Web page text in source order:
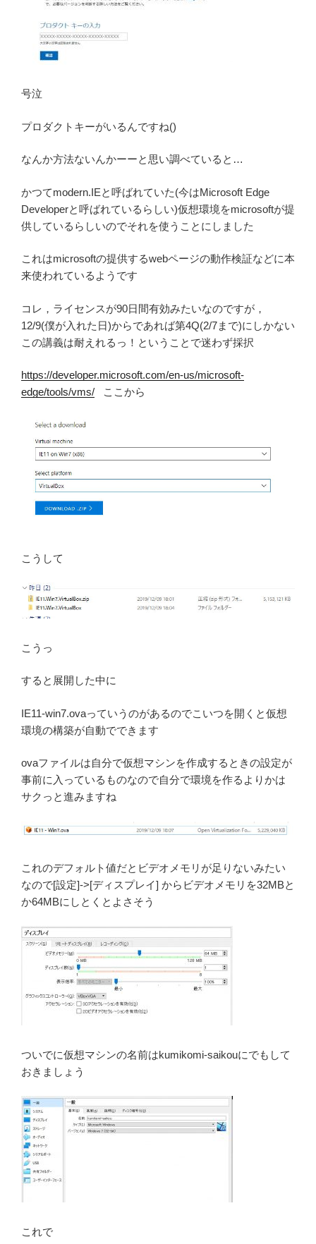
号泣
プロダクトキーがいるんですね()
なんか方法ないんかーーと思い調べていると…
かつてmodern.IEと呼ばれていた(今はMicrosoft Edge
Developerと呼ばれているらしい)仮想環境をmicrosoftが提
供しているらしいのでそれを使うことにしました
これはmicrosoftの提供するwebページの動作検証などに本
来使われているようです
コレ，ライセンスが90日間有効みたいなのですが，
12/9(僕が入れた日)からであれば第4Q(2/7まで)にしかない
この講義は耐えれるっ！ということで迷わず採択
https://developer.microsoft.com/en-us/microsoft-
edge/tools/vms/ ここから
こうして
こうっ
すると展開した中に
IE11-win7.ovaっていうのがあるのでこいつを開くと仮想
環境の構築が自動でできます
ovaファイルは自分で仮想マシンを作成するときの設定が
事前に入っているものなので自分で環境を作るよりかは
サクっと進みますね
これのデフォルト値だとビデオメモリが足りないみたい
なので[設定]->[ディスプレイ] からビデオメモリを32MBと
か64MBにしとくとよさそう
ついでに仮想マシンの名前はkumikomi-saikouにでもして
おきましょう
これで